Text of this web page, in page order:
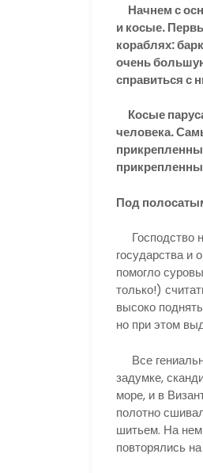
Начнем с
и косые.
кораблях:
очень
справиться с
Косые
человека.
Под
Господство
государства и
помогло
только!)
высоко
но при этом
Все
задумке,
море, и в
полотно
шитьем. На нем
повторялись